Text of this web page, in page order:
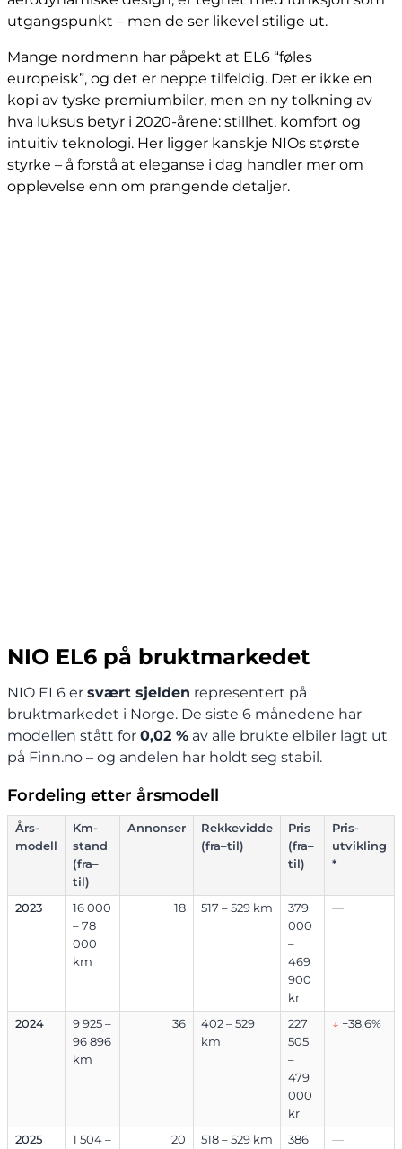
utgangspunkt – men de ser likevel stilige ut.
Mange nordmenn har påpekt at EL6 “føles
europeisk”, og det er neppe tilfeldig. Det er ikke en
kopi av tyske premiumbiler, men en ny tolkning av
hva luksus betyr i 2020-årene: stillhet, komfort og
intuitiv teknologi. Her ligger kanskje NIOs største
styrke – å forstå at eleganse i dag handler mer om
opplevelse enn om prangende detaljer.
NIO EL6 på bruktmarkedet
NIO EL6 er svært sjelden representert på
bruktmarkedet i Norge. De siste 6 månedene har
modellen stått for 0,02 % av alle brukte elbiler lagt ut
på Finn.no – og andelen har holdt seg stabil.
Fordeling etter årsmodell
Års-
modell
Km-
stand
(fra–
til)
Annonser
Rekkevidde
(fra–til)
Pris
(fra–
til)
Pris-
utvikling
*
2023
16 000
– 78
000
km
18 517 – 529 km
379
000
–
469
900
kr
—
2024
9 925 –
96 896
km
36
402 – 529
km
227
505
–
479
000
kr
↓ −38,6%
2025
1 504 –
20 518 – 529 km
386
—